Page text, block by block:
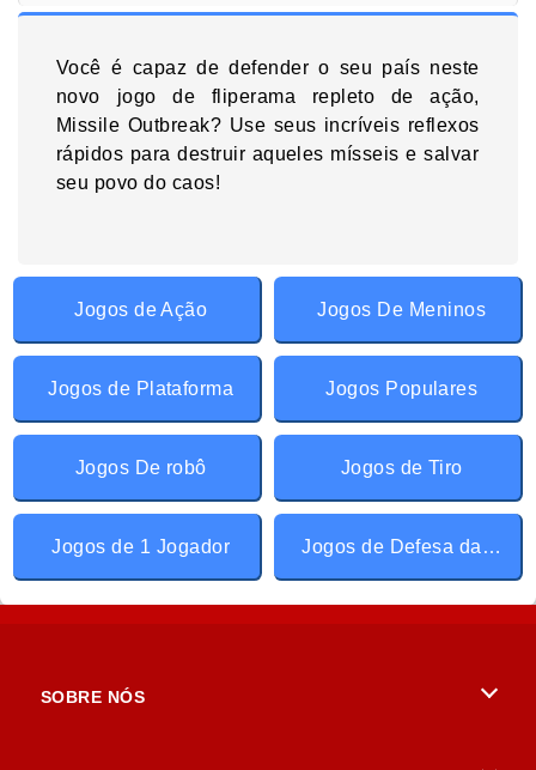
Você é capaz de defender o seu país neste
novo jogo de fliperama repleto de ação,
Missile Outbreak? Use seus incríveis reflexos
rápidos para destruir aqueles mísseis e salvar
seu povo do caos!
Jogos de Ação Jogos De Meninos
Jogos de Plataforma Jogos Populares
Jogos De robô Jogos de Tiro
Jogos de 1 Jogador Jogos de Defesa da Torre
SOBRE NÓS